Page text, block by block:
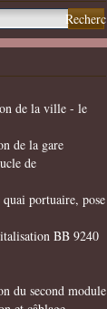
de la ville - le
de la gare
de
portuaire, pose
BB 9240
du second module